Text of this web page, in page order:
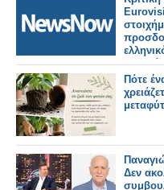
που
σκηνή
Πότε
Δεν